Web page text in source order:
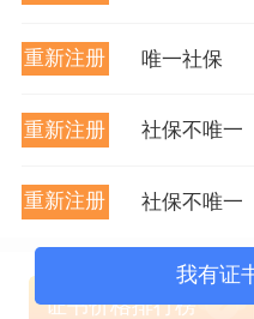
重新注册 唯一社保
重新注册 社保不唯一
重新注册 社保不唯一
证书价格排行榜
我有证